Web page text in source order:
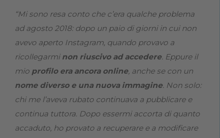
“Mi sono resa conto che c’era qualche problema
ad agosto 2018: dopo un paio di giorni in cui non
avevo aperto Instagram, quando provavo a
ricollegarmi non riuscivo ad accedere. Eppure il
mio profilo era ancora online, anche se con un
nome diverso e una nuova immagine. Non solo:
chi me l’aveva rubato continuava a pubblicare e
continua tuttora. Dopo essermi accorta di quanto
accaduto, ho provato a recuperare e a modificare